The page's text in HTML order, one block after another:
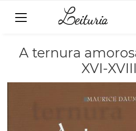
A ternura
XVI-XVIII